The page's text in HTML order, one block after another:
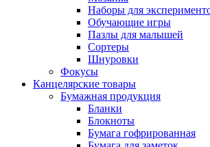
Наборы для
Обучающие игры
Пазлы для малышей
Сортеры
Шнуровки
Фокусы
Канцелярские товары
Бумажная продукция
Бланки
Блокноты
Бумага гофрированная